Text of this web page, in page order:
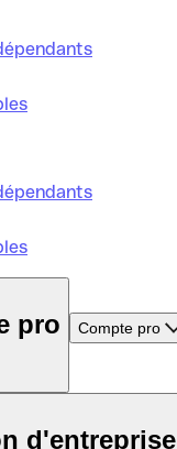
pro Compte pro
d'entreprise